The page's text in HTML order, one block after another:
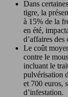
Dans
tigre, la
à 15% de la
en été,
d’affaires des
Le coût
contre le
incluant le
pulvérisation
et 700 euros,
d’infestation.